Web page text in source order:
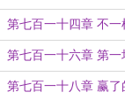
第七百一十四章 不一
第七百一十六章 第一
第七百一十八章 赢了